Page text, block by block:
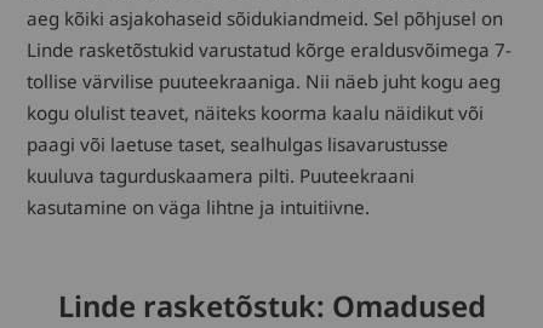
aeg kõiki asjakohaseid sõidukiandmeid. Sel põhjusel on
Linde rasketõstukid varustatud kõrge eraldusvõimega 7-
tollise värvilise puuteekraaniga. Nii näeb juht kogu aeg
kogu olulist teavet, näiteks koorma kaalu näidikut või
paagi või laetuse taset, sealhulgas lisavarustusse
kuuluva tagurduskaamera pilti. Puuteekraani
kasutamine on väga lihtne ja intuitiivne.
Linde rasketõstuk: Omadused